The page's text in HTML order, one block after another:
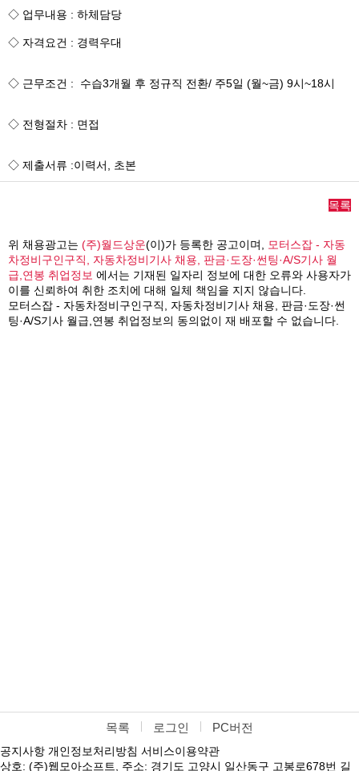
◇ 업무내용 : 하체담당
◇ 자격요건 : 경력우대
◇ 근무조건 : 수습3개월 후 정규직 전환/ 주5일 (월~금) 9시~18시
◇ 전형절차 : 면접
◇ 제출서류 :이력서, 초본
목록
위 채용광고는 (주)월드상운(이)가 등록한 공고이며,
모터스잡 - 자동
차정비구인구직, 자동차정비기사 채용, 판금·도장·썬팅·A/S기사 월
급,연봉 취업정보 에서는 기재된 일자리 정보에 대한 오류와 사용자가
이를 신뢰하여 취한 조치에 대해 일체 책임을 지지 않습니다.
모터스잡 - 자동차정비구인구직, 자동차정비기사 채용, 판금·도장·썬
팅·A/S기사 월급,연봉 취업정보의 동의없이 재 배포할 수 없습니다.
목록 로그인 PC버전
공지사항 개인정보처리방침 서비스이용약관
상호: (주)웹모아소프트, 주소: 경기도 고양시 일산동구 고봉로678번 길